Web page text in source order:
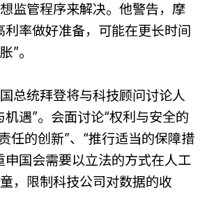
监管程序来解决。他警告，摩
利率做好准备，可能在更长时间
”。
总统拜登将与科技顾问讨论人
机遇”。会面讨论“权利与安全的
任的创新”、“推行适当的保障措
申国会需要以立法的方式在人工
，限制科技公司对数据的收